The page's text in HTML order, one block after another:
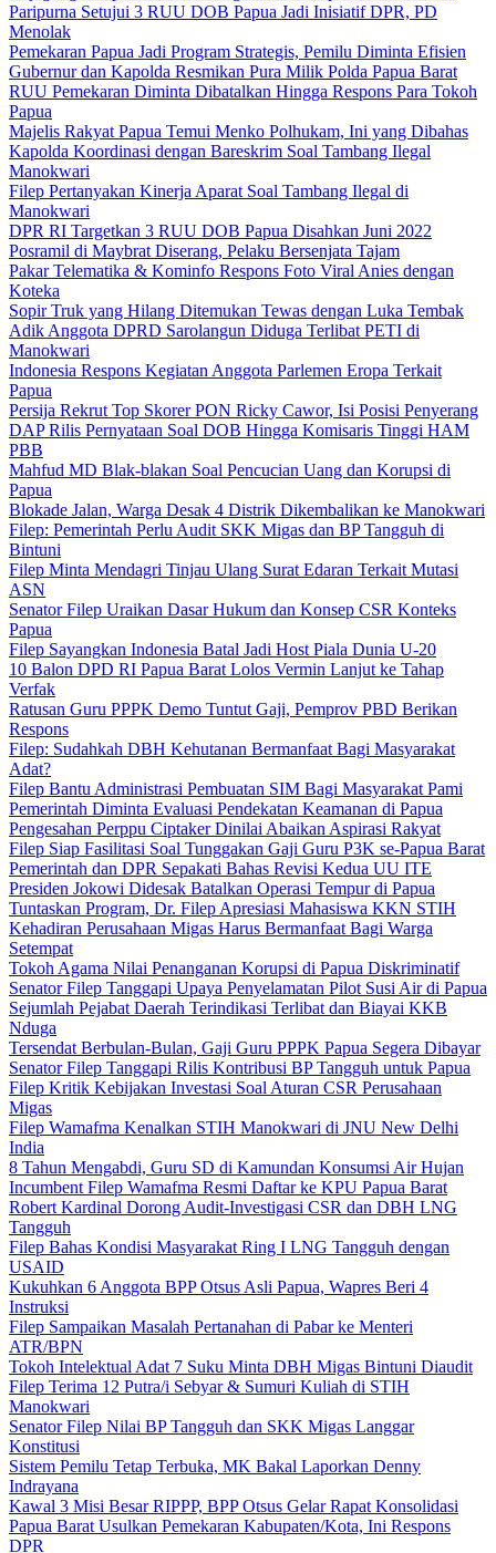
Paripurna Setujui 3 RUU DOB Papua Jadi Inisiatif DPR, PD
Menolak
Pemekaran Papua Jadi Program Strategis, Pemilu Diminta Efisien
Gubernur dan Kapolda Resmikan Pura Milik Polda Papua Barat
RUU Pemekaran Diminta Dibatalkan Hingga Respons Para Tokoh
Papua
Majelis Rakyat Papua Temui Menko Polhukam, Ini yang Dibahas
Kapolda Koordinasi dengan Bareskrim Soal Tambang Ilegal
Manokwari
Filep Pertanyakan Kinerja Aparat Soal Tambang Ilegal di
Manokwari
DPR RI Targetkan 3 RUU DOB Papua Disahkan Juni 2022
Posramil di Maybrat Diserang, Pelaku Bersenjata Tajam
Pakar Telematika & Kominfo Respons Foto Viral Anies dengan
Koteka
Sopir Truk yang Hilang Ditemukan Tewas dengan Luka Tembak
Adik Anggota DPRD Sarolangun Diduga Terlibat PETI di
Manokwari
Indonesia Respons Kegiatan Anggota Parlemen Eropa Terkait
Papua
Persija Rekrut Top Skorer PON Ricky Cawor, Isi Posisi Penyerang
DAP Rilis Pernyataan Soal DOB Hingga Komisaris Tinggi HAM
PBB
Mahfud MD Blak-blakan Soal Pencucian Uang dan Korupsi di
Papua
Blokade Jalan, Warga Desak 4 Distrik Dikembalikan ke Manokwari
Filep: Pemerintah Perlu Audit SKK Migas dan BP Tangguh di
Bintuni
Filep Minta Mendagri Tinjau Ulang Surat Edaran Terkait Mutasi
ASN
Senator Filep Uraikan Dasar Hukum dan Konsep CSR Konteks
Papua
Filep Sayangkan Indonesia Batal Jadi Host Piala Dunia U-20
10 Balon DPD RI Papua Barat Lolos Vermin Lanjut ke Tahap
Verfak
Ratusan Guru PPPK Demo Tuntut Gaji, Pemprov PBD Berikan
Respons
Filep: Sudahkah DBH Kehutanan Bermanfaat Bagi Masyarakat
Adat?
Filep Bantu Administrasi Pembuatan SIM Bagi Masyarakat Pami
Pemerintah Diminta Evaluasi Pendekatan Keamanan di Papua
Pengesahan Perppu Ciptaker Dinilai Abaikan Aspirasi Rakyat
Filep Siap Fasilitasi Soal Tunggakan Gaji Guru P3K se-Papua Barat
Pemerintah dan DPR Sepakati Bahas Revisi Kedua UU ITE
Presiden Jokowi Didesak Batalkan Operasi Tempur di Papua
Tuntaskan Program, Dr. Filep Apresiasi Mahasiswa KKN STIH
Kehadiran Perusahaan Migas Harus Bermanfaat Bagi Warga
Setempat
Tokoh Agama Nilai Penanganan Korupsi di Papua Diskriminatif
Senator Filep Tanggapi Upaya Penyelamatan Pilot Susi Air di Papua
Sejumlah Pejabat Daerah Terindikasi Terlibat dan Biayai KKB
Nduga
Tersendat Berbulan-Bulan, Gaji Guru PPPK Papua Segera Dibayar
Senator Filep Tanggapi Rilis Kontribusi BP Tangguh untuk Papua
Filep Kritik Kebijakan Investasi Soal Aturan CSR Perusahaan
Migas
Filep Wamafma Kenalkan STIH Manokwari di JNU New Delhi
India
8 Tahun Mengabdi, Guru SD di Kamundan Konsumsi Air Hujan
Incumbent Filep Wamafma Resmi Daftar ke KPU Papua Barat
Robert Kardinal Dorong Audit-Investigasi CSR dan DBH LNG
Tangguh
Filep Bahas Kondisi Masyarakat Ring I LNG Tangguh dengan
USAID
Kukuhkan 6 Anggota BPP Otsus Asli Papua, Wapres Beri 4
Instruksi
Filep Sampaikan Masalah Pertanahan di Pabar ke Menteri
ATR/BPN
Tokoh Intelektual Adat 7 Suku Minta DBH Migas Bintuni Diaudit
Filep Terima 12 Putra/i Sebyar & Sumuri Kuliah di STIH
Manokwari
Senator Filep Nilai BP Tangguh dan SKK Migas Langgar
Konstitusi
Sistem Pemilu Tetap Terbuka, MK Bakal Laporkan Denny
Indrayana
Kawal 3 Misi Besar RIPPP, BPP Otsus Gelar Rapat Konsolidasi
Papua Barat Usulkan Pemekaran Kabupaten/Kota, Ini Respons
DPR